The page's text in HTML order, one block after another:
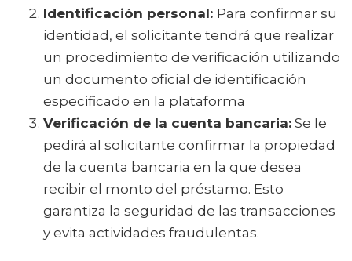
Identificación personal: Para confirmar su
identidad, el solicitante tendrá que realizar
un procedimiento de verificación utilizando
un documento oficial de identificación
especificado en la plataforma
Verificación de la cuenta bancaria: Se le
pedirá al solicitante confirmar la propiedad
de la cuenta bancaria en la que desea
recibir el monto del préstamo. Esto
garantiza la seguridad de las transacciones
y evita actividades fraudulentas.